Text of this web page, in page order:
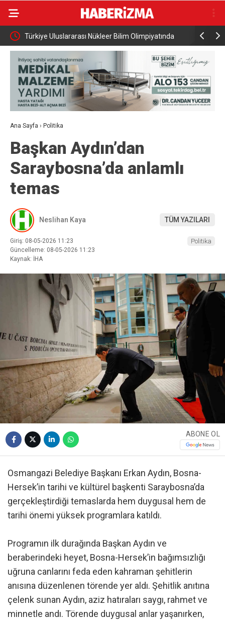
çift Türkiye Uluslararası Nükleer Bilim Olimpiyatında
Altın Madalya Kazandı
Ana Sayfa › Politika
Başkan Aydın’dan
Saraybosna’da anlamlı
temas
Neslihan Kaya TÜM YAZILARI
Giriş: 08-05-2026 11:23
Güncelleme: 08-05-2026 11:23
Kaynak: İHA
Politika
ABONE OL
Osmangazi Belediye Başkanı Erkan Aydın, Bosna-
Hersek’in tarihi ve kültürel başkenti Saraybosna’da
gerçekleştirdiği temaslarda hem duygusal hem de
tarihi önemi yüksek programlara katıldı.
Programın ilk durağında Başkan Aydın ve
beraberindeki heyet, Bosna-Hersek’in bağımsızlığı
uğruna canlarını feda eden kahraman şehitlerin
anısına düzenlenen törende yer aldı. Şehitlik anıtına
çelenk sunan Aydın, aziz hatıraları saygı, rahmet ve
minnetle andı. Törende duygusal anlar yaşanırken,